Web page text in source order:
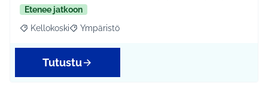
Etenee jatkoon
Rajaa tulokset aihepiirin mukaan: Kellokoski
Kellokoski Rajaa tulokset teeman mukaan: Ympäristö
Ympäristö
Tutustu